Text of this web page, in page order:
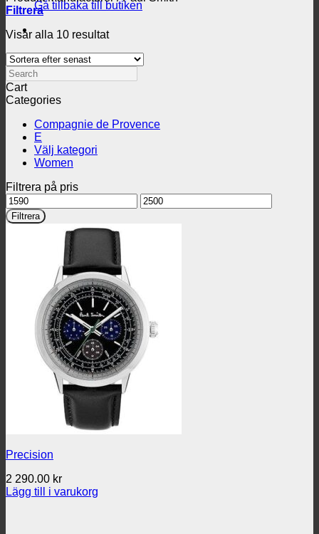
Gå tillbaka till butiken
Filtrera
Visar alla 10 resultatSortera
senaste
Search
Cart
Categories
Compagnie de Provence
E
Välj kategori
Women
Filtrera på pris
Min
pris
Max
pris
Filtrera
Precision
2 290.00 kr
Lägg till i varukorg